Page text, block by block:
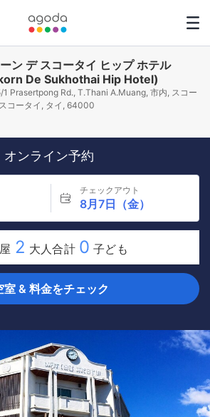
ン デ スコータイ ヒップ ホテル
De Sukhothai Hip Hotel)
Prasertpong Rd., T.Thani A.Muang, 市内, スコー
コータイ, タイ, 64000
オンライン予約
チェックアウト
8月7日（金）
2 大人合計 0 子ども
室 & 料金をチェック